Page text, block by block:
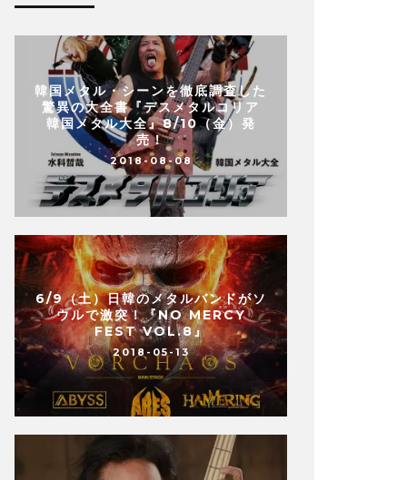
韓国メタル・シーンを徹底調査した
驚異の大全書『デスメタルコリア
韓国メタル大全』8/10（金）発
売！
2018-08-08
6/9（土）日韓のメタルバンドがソ
ウルで激突！『NO MERCY
FEST VOL.8』
2018-05-13